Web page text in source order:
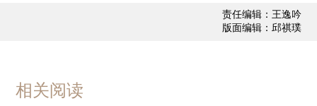
责任编辑：王逸吟
版面编辑：邱祺璞
相关阅读